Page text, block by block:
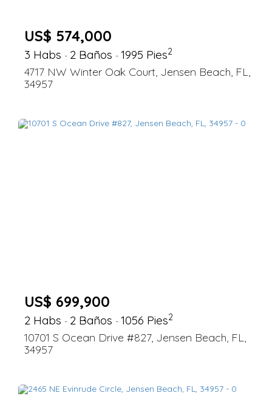
US$ 574,000
3 Habs - 2 Baños - 1995 Pies2
4717 NW Winter Oak Court, Jensen Beach, FL,
34957
US$ 699,900
2 Habs - 2 Baños - 1056 Pies2
10701 S Ocean Drive #827, Jensen Beach, FL,
34957